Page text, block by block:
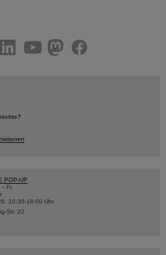
facebook
POP-UP
Fr,
10:30-16:00 Uhr
Str. 22